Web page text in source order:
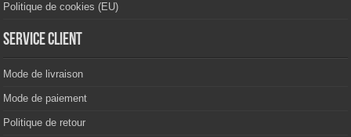
Politique de cookies (EU)
Service client
Mode de livraison
Mode de paiement
Politique de retour